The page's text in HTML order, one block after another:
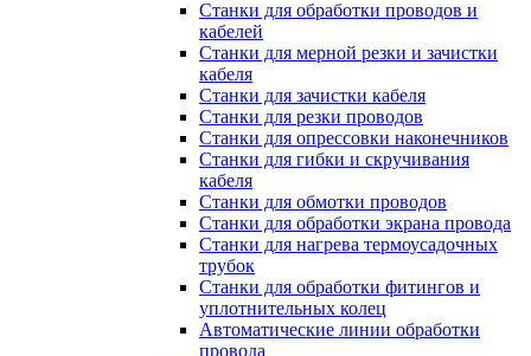
Станки для обработки проводов и
кабелей
Станки для мерной резки и зачистки
кабеля
Станки для зачистки кабеля
Станки для резки проводов
Станки для опрессовки наконечников
Станки для гибки и скручивания
кабеля
Станки для обмотки проводов
Станки для обработки экрана провода
Станки для нагрева термоусадочных
трубок
Станки для обработки фитингов и
уплотнительных колец
Автоматические линии обработки
провода